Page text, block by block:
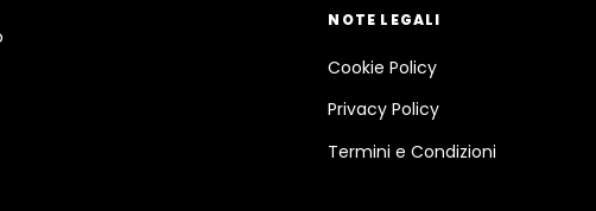
NOTE LEGALI
Cookie Policy
Privacy Policy
Termini e Condizioni